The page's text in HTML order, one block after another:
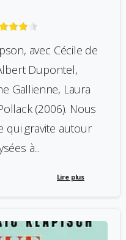
avec Cécile de
Dupontel,
Gallienne, Laura
(2006). Nous
qui gravite autour
à...
Lire plus